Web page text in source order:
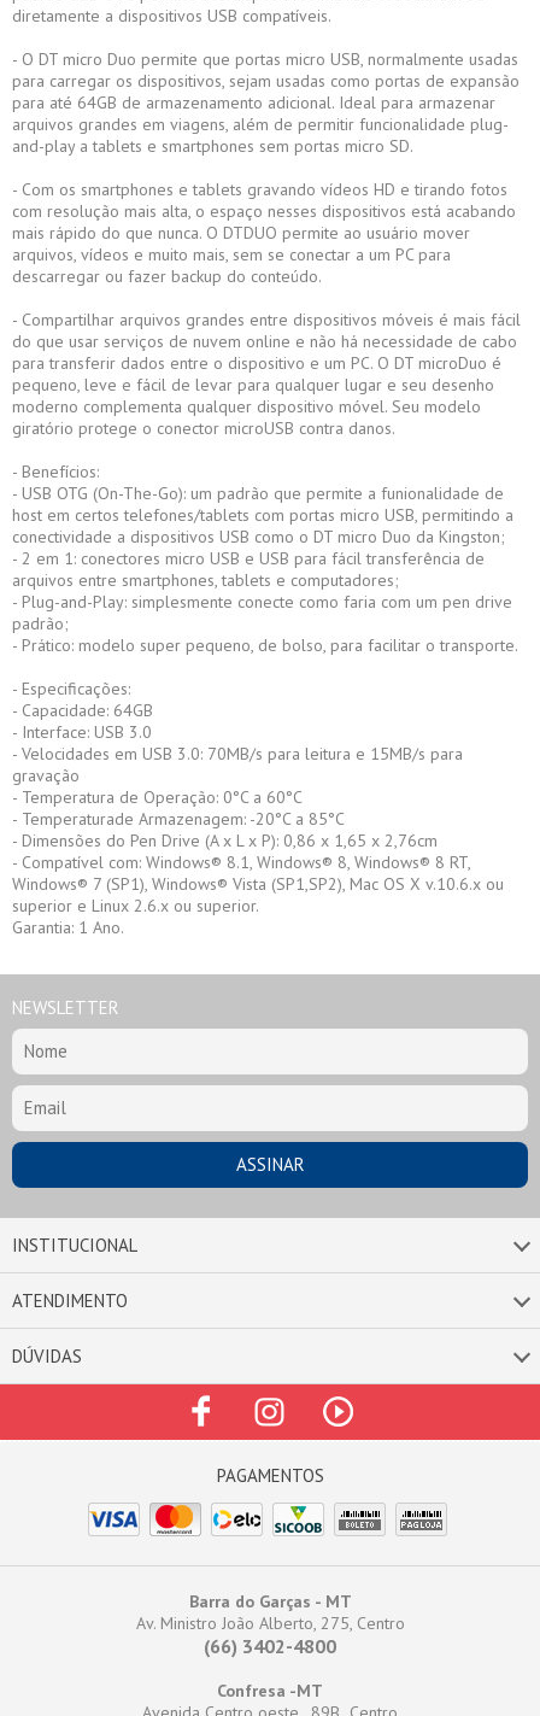
diretamente a dispositivos USB compatíveis.
- O DT micro Duo permite que portas micro USB, normalmente usadas
para carregar os dispositivos, sejam usadas como portas de expansão
para até 64GB de armazenamento adicional. Ideal para armazenar
arquivos grandes em viagens, além de permitir funcionalidade plug-
and-play a tablets e smartphones sem portas micro SD.
- Com os smartphones e tablets gravando vídeos HD e tirando fotos
com resolução mais alta, o espaço nesses dispositivos está acabando
mais rápido do que nunca. O DTDUO permite ao usuário mover
arquivos, vídeos e muito mais, sem se conectar a um PC para
descarregar ou fazer backup do conteúdo.
- Compartilhar arquivos grandes entre dispositivos móveis é mais fácil
do que usar serviços de nuvem online e não há necessidade de cabo
para transferir dados entre o dispositivo e um PC. O DT microDuo é
pequeno, leve e fácil de levar para qualquer lugar e seu desenho
moderno complementa qualquer dispositivo móvel. Seu modelo
giratório protege o conector microUSB contra danos.
- Benefícios:
- USB OTG (On-The-Go): um padrão que permite a funionalidade de
host em certos telefones/tablets com portas micro USB, permitindo a
conectividade a dispositivos USB como o DT micro Duo da Kingston;
- 2 em 1: conectores micro USB e USB para fácil transferência de
arquivos entre smartphones, tablets e computadores;
- Plug-and-Play: simplesmente conecte como faria com um pen drive
padrão;
- Prático: modelo super pequeno, de bolso, para facilitar o transporte.
- Especificações:
- Capacidade: 64GB
- Interface: USB 3.0
- Velocidades em USB 3.0: 70MB/s para leitura e 15MB/s para
gravação
- Temperatura de Operação: 0°C a 60°C
- Temperaturade Armazenagem: -20°C a 85°C
- Dimensões do Pen Drive (A x L x P): 0,86 x 1,65 x 2,76cm
- Compatível com: Windows® 8.1, Windows® 8, Windows® 8 RT,
Windows® 7 (SP1), Windows® Vista (SP1,SP2), Mac OS X v.10.6.x ou
superior e Linux 2.6.x ou superior.
Garantia: 1 Ano.
NEWSLETTER
INSTITUCIONAL
ATENDIMENTO
DÚVIDAS
Barra do Garças - MT
Av. Ministro João Alberto, 275, Centro
(66) 3402-4800
Confresa -MT